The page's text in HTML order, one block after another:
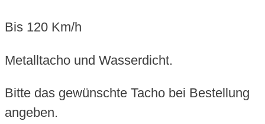
Bis 120 Km/h
Metalltacho und Wasserdicht.
Bitte das gewünschte Tacho bei Bestellung
angeben.